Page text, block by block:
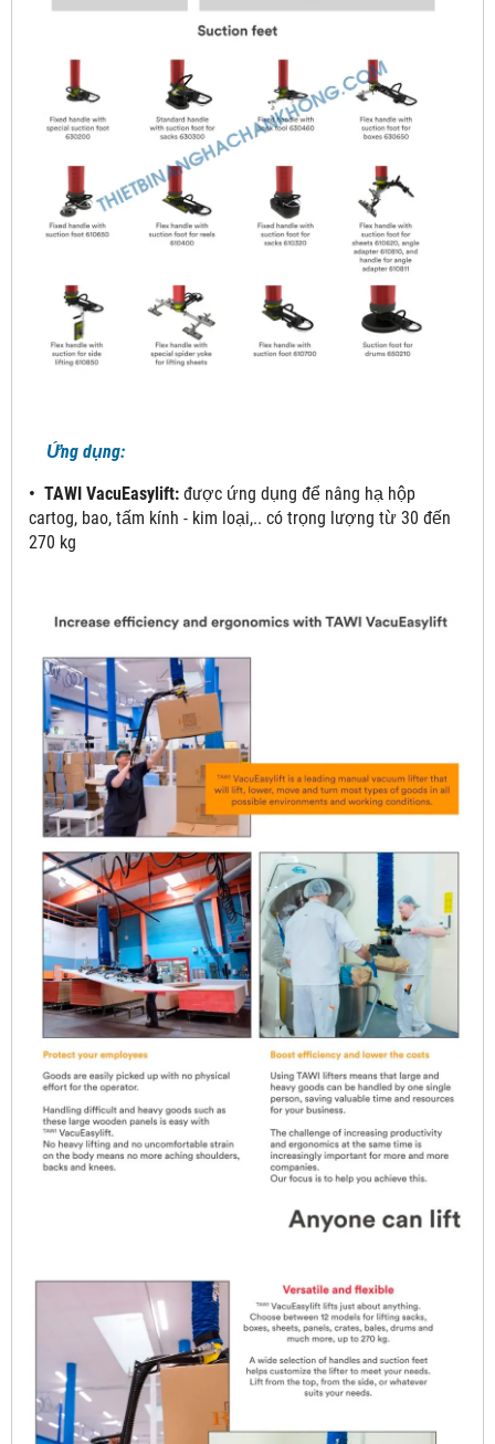
Ứng dụng:
• TAWI VacuEasylift: được ứng dụng để nâng hạ hộp
cartog, bao, tấm kính - kim loại,.. có trọng lượng từ 30 đến
270 kg